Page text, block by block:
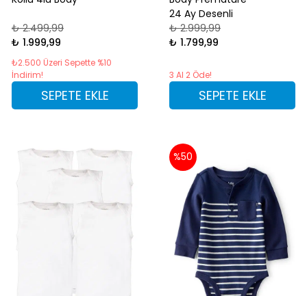
₺ 2.499,99
₺ 1.999,99
₺2.500 Üzeri Sepette %10
İndirim!
SEPETE EKLE
24 Ay Desenli
₺ 2.999,99
₺ 1.799,99
3 Al 2 Öde!
SEPETE EKLE
%50